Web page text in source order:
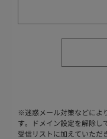
※迷惑メール対策などによ
す。ドメイン設定を解除
受信リストに加えていただ